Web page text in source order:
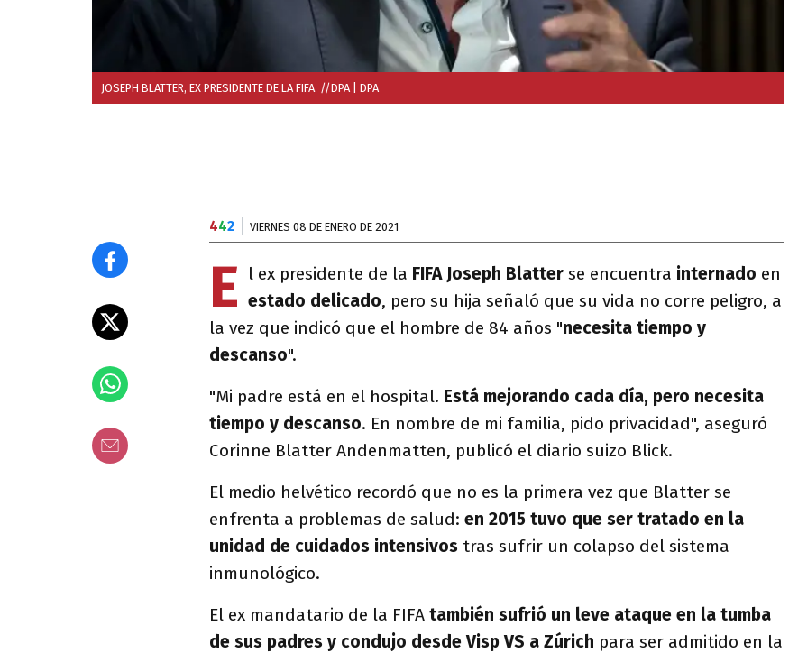
JOSEPH BLATTER, EX PRESIDENTE DE LA FIFA. //DPA | DPA
442 VIERNES 08 DE ENERO DE 2021
E l ex presidente de la FIFA Joseph Blatter se encuentra internado en
estado delicado, pero su hija señaló que su vida no corre peligro, a
la vez que indicó que el hombre de 84 años "necesita tiempo y
descanso".
"Mi padre está en el hospital. Está mejorando cada día, pero necesita
tiempo y descanso. En nombre de mi familia, pido privacidad", aseguró
Corinne Blatter Andenmatten, publicó el diario suizo Blick.
El medio helvético recordó que no es la primera vez que Blatter se
enfrenta a problemas de salud: en 2015 tuvo que ser tratado en la
unidad de cuidados intensivos tras sufrir un colapso del sistema
inmunológico.
El ex mandatario de la FIFA también sufrió un leve ataque en la tumba
de sus padres y condujo desde Visp VS a Zúrich para ser admitido en la